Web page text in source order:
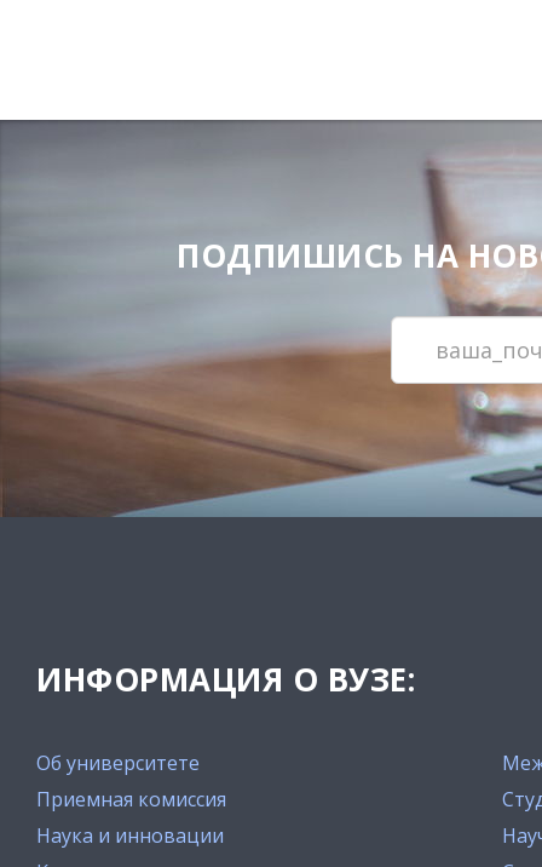
ПОДПИШИСЬ НА
ИНФОРМАЦИЯ О ВУЗЕ:
Об университете
Приемная комиссия
Наука и инновации